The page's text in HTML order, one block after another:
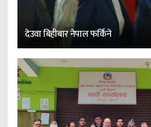
देउवा बिहीबार नेपाल फर्किने